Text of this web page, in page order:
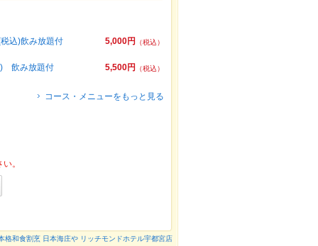
5,000円 （税込）
込)飲み放題付
5,500円 （税込）
) 飲み放題付
コース・メニューをもっと見る
。
格和食割烹 日本海庄や リッチモンドホテル宇都宮店